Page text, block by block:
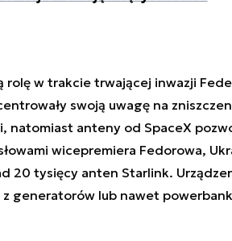
rolę w trakcie trwającej inwazji
swoją uwagę na
natomiast anteny od SpaceX
wicepremiera Fedorowa,
20 tysięcy anten Starlink.
generatorów lub nawet